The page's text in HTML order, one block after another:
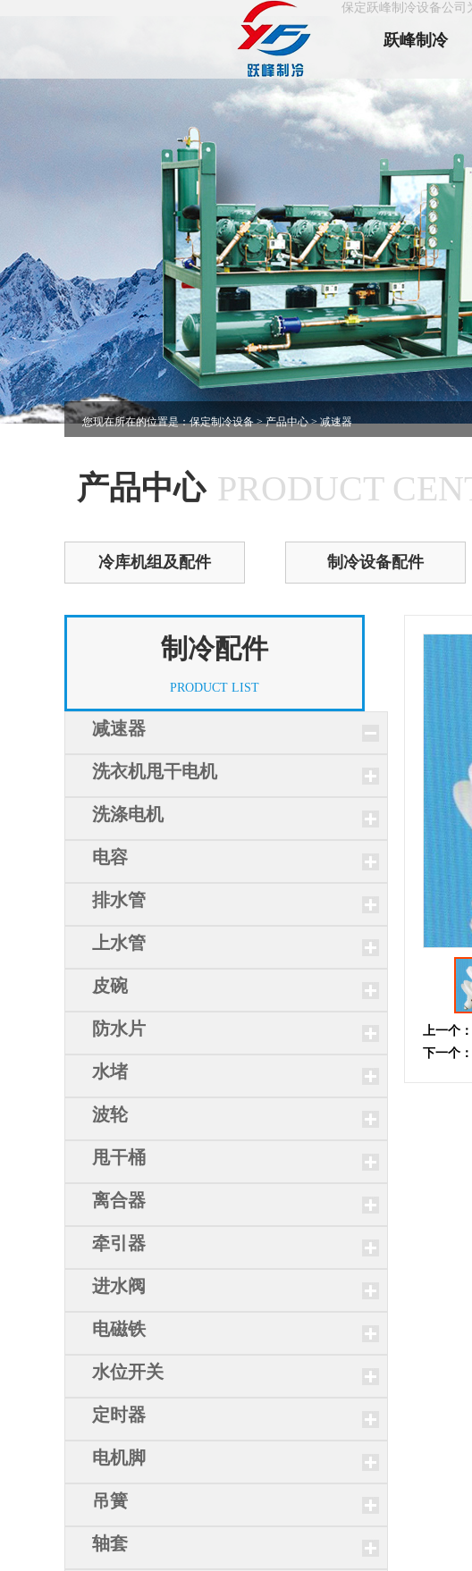
保定跃峰制冷设备公司
跃峰制冷
您现在所在的位置是：保定制冷设备>产品中心> 减速器
产品中心 PRODUCT
冷库机组及配件 制冷设备配件
制冷配件
PRODUCT LIST
减速器
洗衣机甩干电机
洗涤电机
电容
排水管
上水管
皮碗
防水片
水堵
波轮
甩干桶
离合器
牵引器
进水阀
电磁铁
水位开关
定时器
电机脚
吊簧
轴套
上一个：
下一个：